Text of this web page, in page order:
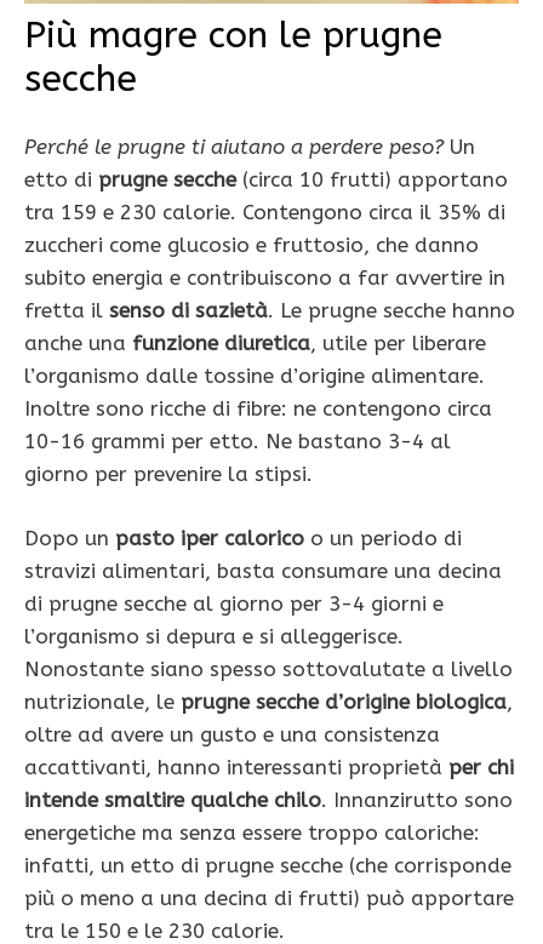
Più magre con le prugne
secche
Perché le prugne ti aiutano a perdere peso?Un
etto di prugne secche(circa 10 frutti) apportano
tra 159 e 230 calorie. Contengono circa il 35% di
zuccheri come glucosio e fruttosio, che danno
subito energia e contribuiscono a far avvertire in
fretta il senso di sazietà. Le prugne secche hanno
anche una funzione diuretica, utile per liberare
l’organismo dalle tossine d’origine alimentare.
Inoltre sono ricche di fibre: ne contengono circa
10-16 grammi per etto. Ne bastano 3-4 al
giorno per prevenire la stipsi.
Dopo un pasto iper calorico o un periodo di
stravizi alimentari, basta consumare una decina
di prugne secche al giorno per 3-4 giorni e
l’organismo si depura e si alleggerisce.
Nonostante siano spesso sottovalutate a livello
nutrizionale, le prugne secche d’origine bio­logica,
oltre ad avere un gusto e una consi­stenza
accattivanti, hanno interessanti proprietà per chi
intende smaltire qualche chilo. Innanzirutto sono
energetiche ma senza essere troppo caloriche:
infatti, un etto di prugne secche (che corrisponde
più o meno a una decina di frut­ti) può apportare
tra le 150 e le 230 calorie.